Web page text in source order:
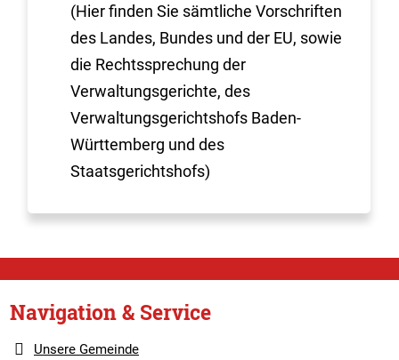
(Hier finden Sie sämtliche Vorschriften
des Landes, Bundes und der EU, sowie
die Rechtssprechung der
Verwaltungsgerichte, des
Verwaltungsgerichtshofs Baden-
Württemberg und des
Staatsgerichtshofs)
Navigation & Service
Unsere Gemeinde